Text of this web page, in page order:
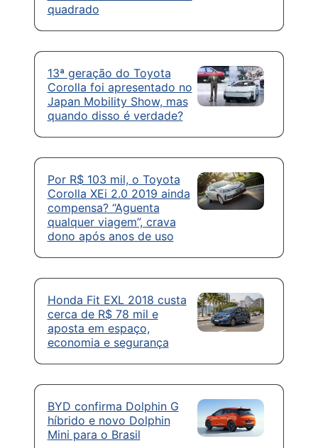
quadrado
13ª geração do Toyota
Corolla foi apresentado no
Japan Mobility Show, mas
quando disso é verdade?
Por R$ 103 mil, o Toyota
Corolla XEi 2.0 2019 ainda
compensa? “Aguenta
qualquer viagem”, crava
dono após anos de uso
Honda Fit EXL 2018 custa
cerca de R$ 78 mil e
aposta em espaço,
economia e segurança
BYD confirma Dolphin G
híbrido e novo Dolphin
Mini para o Brasil